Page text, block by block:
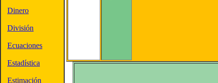
Dinero
División
Ecuaciones
Estadística
Estimación